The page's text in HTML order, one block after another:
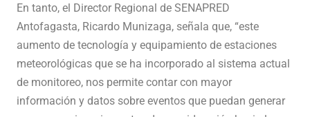
En tanto, el Director Regional de SENAPRED
Antofagasta, Ricardo Munizaga, señala que, “este
aumento de tecnología y equipamiento de estaciones
meteorológicas que se ha incorporado al sistema actual
de monitoreo, nos permite contar con mayor
información y datos sobre eventos que puedan generar